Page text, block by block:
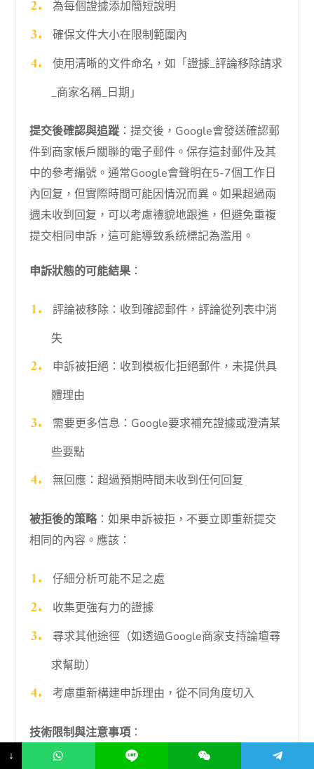
為每個證據添加簡短說明
確保文件大小在限制範圍內
使用清晰的文件命名，如「證據_評論移除請求
_商家名稱_日期」
提交後確認與追蹤：提交後，Google會發送確認郵
件到商家帳戶關聯的電子郵件。保存這封郵件及其
中的參考編號。通常Google會聲明在5-7個工作日
內回复，但實際時間可能因情況而異。如果超過兩
週未收到回复，可以考慮禮貌地跟進，但避免重複
提交相同申訴，這可能導致系統標記為濫用。
申訴狀態的可能結果 ：
評論被移除：收到確認郵件，評論從列表中消
失
申訴被拒絕：收到模板化拒絕郵件，未提供具
體理由
需要更多信息：Google要求補充證據或澄清某
些要點
無回應：超過預期時間未收到任何回复
被拒後的策略：如果申訴被拒，不要立即重新提交
相同的內容。應該：
仔細分析可能不足之處
收集更強有力的證據
尋求其他途徑（如透過Google商家支持論壇尋
求幫助）
考慮重新構建申訴理由，從不同角度切入
技術限制與注意事項 ：
↓